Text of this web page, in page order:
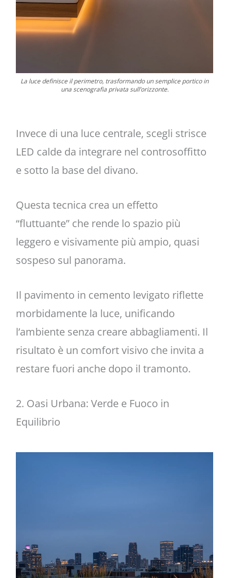
La luce definisce il perimetro, trasformando un semplice portico in
una scenografia privata sull’orizzonte.
Invece di una luce centrale, scegli strisce
LED calde da integrare nel controsoffitto
e sotto la base del divano.
Questa tecnica crea un effetto
“fluttuante” che rende lo spazio più
leggero e visivamente più ampio, quasi
sospeso sul panorama.
Il pavimento in cemento levigato riflette
morbidamente la luce, unificando
l’ambiente senza creare abbagliamenti. Il
risultato è un comfort visivo che invita a
restare fuori anche dopo il tramonto.
2. Oasi Urbana: Verde e Fuoco in
Equilibrio